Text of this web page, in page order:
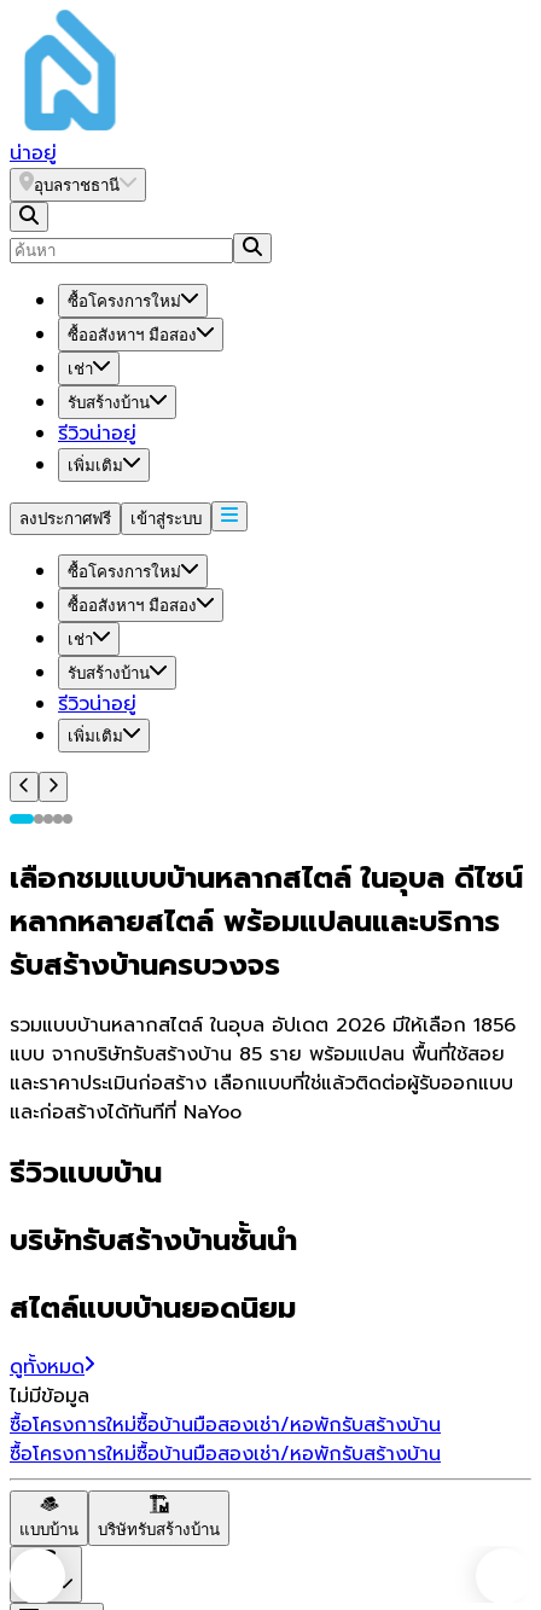
น่าอยู่
อุบลราชธานี
ซื้อโครงการใหม่
ซื้ออสังหาฯ มือสอง
เช่า
รับสร้างบ้าน
รีวิวน่าอยู่
เพิ่มเติม
ลงประกาศฟรี เข้าสู่ระบบ
ซื้อโครงการใหม่
ซื้ออสังหาฯ มือสอง
เช่า
รับสร้างบ้าน
รีวิวน่าอยู่
เพิ่มเติม
เลือกชมแบบบ้านหลากสไตล์ ในอุบล ดีไซน์
หลากหลายสไตล์ พร้อมแปลนและบริการ
รับสร้างบ้านครบวงจร
รวมแบบบ้านหลากสไตล์ ในอุบล อัปเดต 2026 มีให้เลือก 1856
แบบ จากบริษัทรับสร้างบ้าน 85 ราย พร้อมแปลน พื้นที่ใช้สอย
และราคาประเมินก่อสร้าง เลือกแบบที่ใช่แล้วติดต่อผู้รับออกแบบ
และก่อสร้างได้ทันทีที่ NaYoo
รีวิวแบบบ้าน
บริษัทรับสร้างบ้านชั้นนำ
สไตล์แบบบ้านยอดนิยม
ดูทั้งหมด
ไม่มีข้อมูล
ซื้อโครงการใหม่ซื้อบ้านมือสองเช่า/หอพักรับสร้างบ้าน
ซื้อโครงการใหม่ซื้อบ้านมือสองเช่า/หอพักรับสร้างบ้าน
แบบบ้าน บริษัทรับสร้างบ้าน